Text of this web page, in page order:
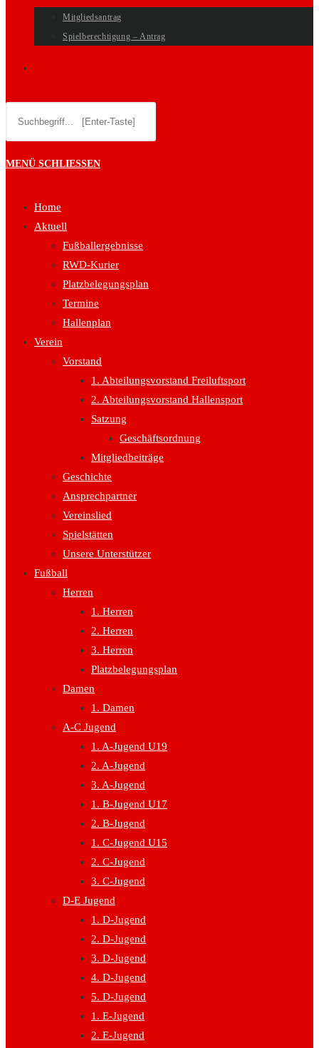
Mitgliedsantrag
Spielberechtigung – Antrag
UMSCHALTEN
MENÜ SCHLIESSEN
Home
Aktuell
Fußballergebnisse
RWD-Kurier
Platzbelegungsplan
Termine
Hallenplan
Verein
Vorstand
1. Abteilungsvorstand Freiluftsport
2. Abteilungsvorstand Hallensport
Satzung
Geschäftsordnung
Mitgliedbeiträge
Geschichte
Ansprechpartner
Vereinslied
Spielstätten
Unsere Unterstützer
Fußball
Herren
1. Herren
2. Herren
3. Herren
Platzbelegungsplan
Damen
1. Damen
A-C Jugend
1. A-Jugend U19
2. A-Jugend
3. A-Jugend
1. B-Jugend U17
2. B-Jugend
1. C-Jugend U15
2. C-Jugend
3. C-Jugend
D-E Jugend
1. D-Jugend
2. D-Jugend
3. D-Jugend
4. D-Jugend
5. D-Jugend
1. E-Jugend
2. E-Jugend